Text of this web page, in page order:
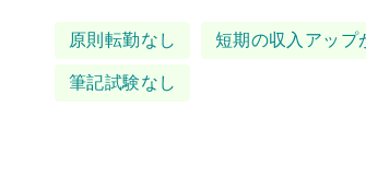
原則転勤なし 短期の収入アップ
筆記試験なし